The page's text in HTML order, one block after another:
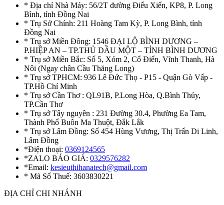
* Địa chỉ Nhà Máy: 56/2T đường Điểu Xiển, KP8, P. Long
Bình, tỉnh Đồng Nai
* Trụ Sở Chính: 211 Hoàng Tam Kỳ, P. Long Bình, tỉnh
Đồng Nai
* Trụ sở Miền Đông: 1546 ĐẠI LỘ BÌNH DƯƠNG –
P.HIỆP AN – TP.THỦ DẦU MỘT – TỈNH BÌNH DƯƠNG
* Trụ sở Miền Bắc: Số 5, Xóm 2, Cổ Điển, Vĩnh Thanh, Hà
Nôi (Ngay chân Cầu Thăng Long)
* Trụ sở TPHCM: 936 Lê Đức Thọ - P15 - Quận Gò Vấp -
TP.Hồ Chí Minh
* Trụ sở Cần Thơ : QL91B, P.Long Hòa, Q.Bình Thủy,
TP.Cần Thơ
* Trụ sở Tây nguyên : 231 Đường 30.4, Phường Ea Tam,
Thành Phố Buôn Ma Thuột, Đắk Lắk
* Trụ sở Lâm Đồng: Số 454 Hùng Vương, Thị Trấn Di Linh,
Lâm Đồng
*Điện thoại: 0369124565
*ZALO BÁO GIÁ: 0329576282
*Email: kesieuthihanatech@gmail.com
* Mã Số Thuế: 3603830221
ĐỊA CHỈ CHI NHÁNH